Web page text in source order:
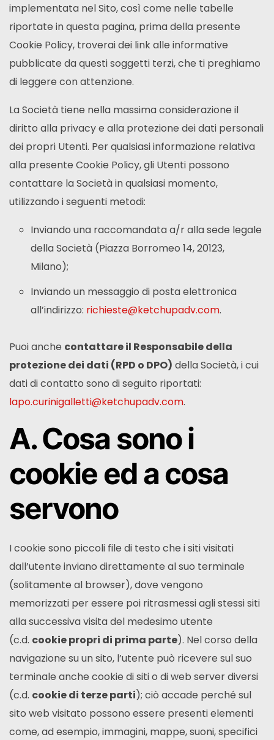
implementata nel Sito, così come nelle tabelle
riportate in questa pagina, prima della presente
Cookie Policy, troverai dei link alle informative
pubblicate da questi soggetti terzi, che ti preghiamo
di leggere con attenzione.
La Società tiene nella massima considerazione il
diritto alla privacy e alla protezione dei dati personali
dei propri Utenti. Per qualsiasi informazione relativa
alla presente Cookie Policy, gli Utenti possono
contattare la Società in qualsiasi momento,
utilizzando i seguenti metodi:
Inviando una raccomandata a/r alla sede legale
della Società (Piazza Borromeo 14, 20123,
Milano);
Inviando un messaggio di posta elettronica
all’indirizzo: richieste@ketchupadv.com.
Puoi anche contattare il Responsabile della
protezione dei dati (RPD o DPO) della Società, i cui
dati di contatto sono di seguito riportati:
lapo.curinigalletti@ketchupadv.com.
A. Cosa sono i
cookie ed a cosa
servono
I cookie sono piccoli file di testo che i siti visitati
dall’utente inviano direttamente al suo terminale
(solitamente al browser), dove vengono
memorizzati per essere poi ritrasmessi agli stessi siti
alla successiva visita del medesimo utente
(c.d. cookie propri di prima parte). Nel corso della
navigazione su un sito, l’utente può ricevere sul suo
terminale anche cookie di siti o di web server diversi
(c.d. cookie di terze parti); ciò accade perché sul
sito web visitato possono essere presenti elementi
come, ad esempio, immagini, mappe, suoni, specifici